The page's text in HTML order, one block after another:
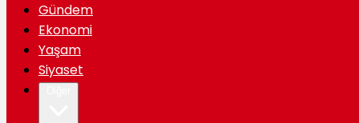
Gündem
Ekonomi
Yaşam
Siyaset